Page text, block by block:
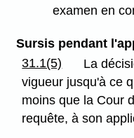
examen en
Sursis pendant
31.1(5)
La
vigueur jusqu'à ce
moins que la Cour
requête, à son